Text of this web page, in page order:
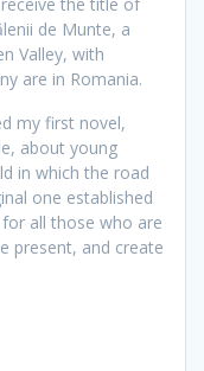
de Munte, a
Valley, with
are in Romania.
my first novel,
about young
in which the road
one established
all those who are
present, and create